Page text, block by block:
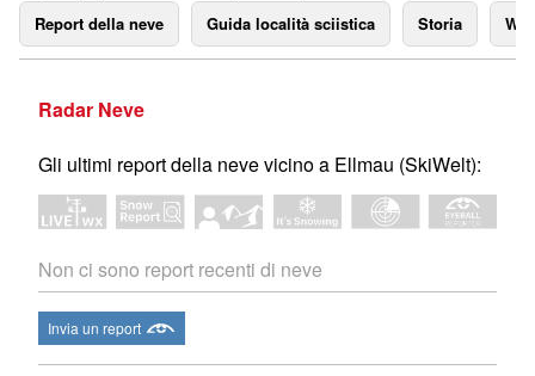
Report della neve Guida località sciistica Storia
Radar Neve
Gli ultimi report della neve vicino a Ellmau (SkiWelt):
Non ci sono report recenti di neve
Invia un report